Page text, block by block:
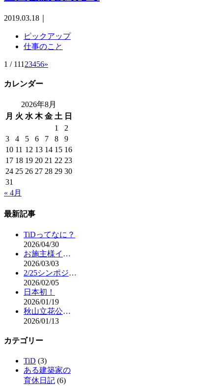
2019.03.18
ピックアップ
仕事のこと
1 / 111 23456»
カレンダー
2026年8月
月 火 水 木 金 土 日
1
2
3
4 5 6 7 8
9
10 11 12 13 14 15 16
17 18 19 20 21 22 23
24 25 26 27 28 29 30
31
« 4月
最新記事
TiDってなに？
2026/04/30
お施主様インタビュー
2026/03/03
2/25シンポジウム開催
2026/02/05
日本初！
2026/01/19
秋山立花公式note更新
2026/01/13
カテゴリー
TiD (3)
ある建築家の
育休日記 (6)